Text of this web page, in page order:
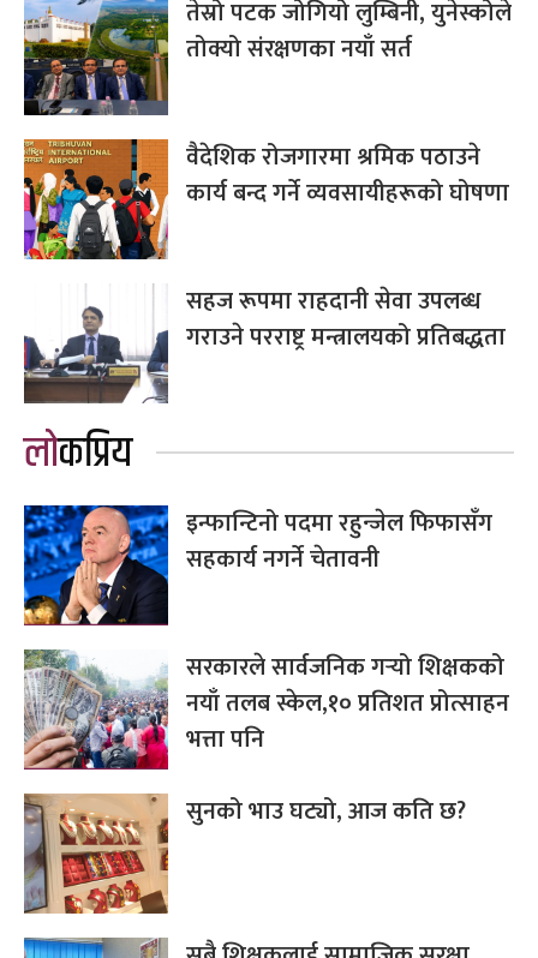
तेस्रो पटक जोगियो लुम्बिनी, युनेस्कोले
तोक्यो संरक्षणका नयाँ सर्त
वैदेशिक रोजगारमा श्रमिक पठाउने
कार्य बन्द गर्ने व्यवसायीहरूको घोषणा
सहज रूपमा राहदानी सेवा उपलब्ध
गराउने परराष्ट्र मन्त्रालयको प्रतिबद्धता
लोकप्रिय
इन्फान्टिनो पदमा रहुन्जेल फिफासँग
सहकार्य नगर्ने चेतावनी
सरकारले सार्वजनिक गर्‍यो शिक्षकको
नयाँ तलब स्केल,१० प्रतिशत प्रोत्साहन
भत्ता पनि
सुनको भाउ घट्यो, आज कति छ?